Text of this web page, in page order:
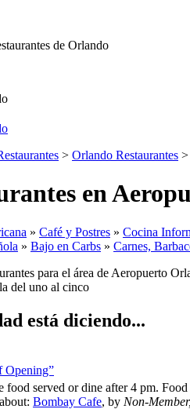
> Orlando Restaurantes
en
» Café y Postres » Cocina
» Bajo en Carbs » Carnes,
para el área de Aeropuerto
del uno al cinco
está diciendo...
Opening”
food served or dine after 4 pm.
Bombay Cafe, by Non-